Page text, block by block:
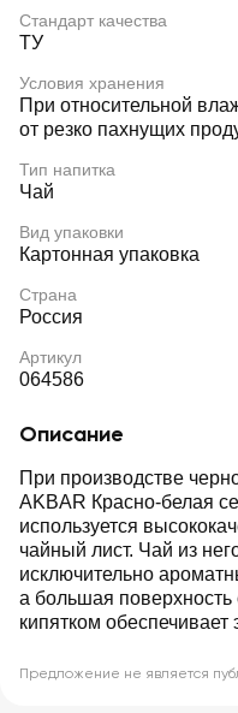
Стандарт качества
ТУ
Условия хранения
При относительной
от резко пахнущих
Тип напитка
Чай
Вид упаковки
Картонная упаковка
Страна
Россия
Артикул
064586
Описание
При производстве
AKBAR Красно-белая
используется
чайный лист. Чай из
исключительно
а большая поверхность
кипятком
Предложение не является